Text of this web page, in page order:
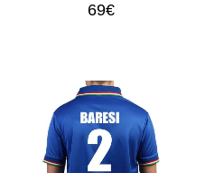
69€